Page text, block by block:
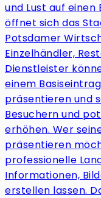
und Lust auf
öffnet sich das
Potsdamer
Einzelhändler,
Dienstleister
einem
präsentieren und
Besuchern und
erhöhen. Wer
präsentieren
professionelle
Informationen,
erstellen lassen.